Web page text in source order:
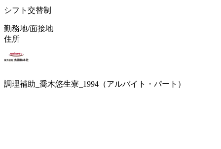
シフト交替制
勤務地/面接地
住所
調理補助_喬木悠生寮_1994（アルバイト・パート）